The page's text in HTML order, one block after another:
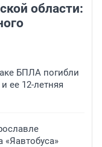
области:
БПЛА погибли
ее 12-летняя
«Яавтобуса»